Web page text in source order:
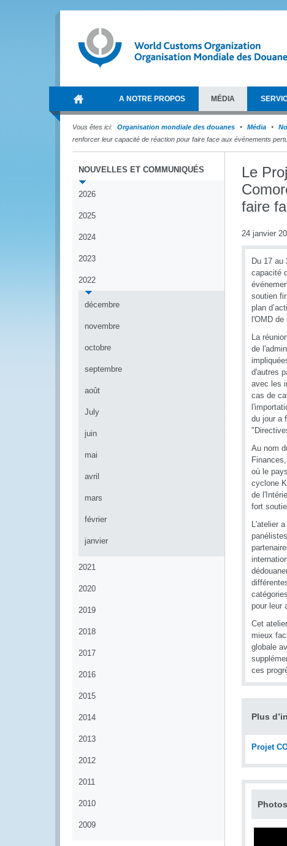
A NOTRE PROPOS MÉDIA
Vous êtes ici: Organisation mondiale des douanes Média
renforcer leur capacité de réaction pour faire face aux événements
NOUVELLES ET COMMUNIQUÉS
2026
2025
2024
2023
2022
décembre
novembre
octobre
septembre
août
July
juin
mai
avril
mars
février
janvier
2021
2020
2019
2018
2017
2016
2015
2014
2013
2012
2011
2010
2009
Le
faire
24 janvier
Du 17 au
capacité
soutien
plan
l'OMD
La
de
d'autres
avec les
cas de
du jour a
Au nom
où le
cyclone
de
fort
L'atelier
pour leur
Cet
mieux
globale
ces
Plus
Projet
Photos